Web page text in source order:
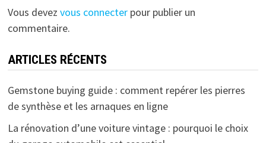
Vous devez vous connecterpour publier un
commentaire.
ARTICLES RÉCENTS
Gemstone buying guide : comment repérer les pierres
de synthèse et les arnaques en ligne
La rénovation d’une voiture vintage : pourquoi le choix